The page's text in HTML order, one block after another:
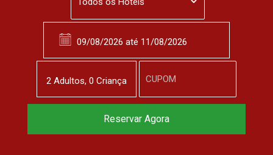
2 Adultos, 0 Criança
Reservar Agora